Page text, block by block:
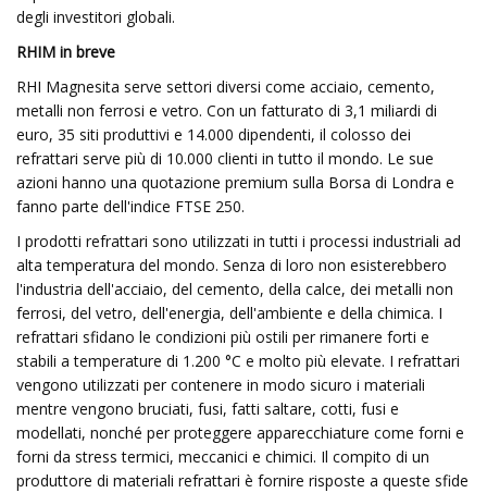
degli investitori globali.
RHIM in breve
RHI Magnesita serve settori diversi come acciaio, cemento,
metalli non ferrosi e vetro. Con un fatturato di 3,1 miliardi di
euro, 35 siti produttivi e 14.000 dipendenti, il colosso dei
refrattari serve più di 10.000 clienti in tutto il mondo. Le sue
azioni hanno una quotazione premium sulla Borsa di Londra e
fanno parte dell'indice FTSE 250.
I prodotti refrattari sono utilizzati in tutti i processi industriali ad
alta temperatura del mondo. Senza di loro non esisterebbero
l'industria dell'acciaio, del cemento, della calce, dei metalli non
ferrosi, del vetro, dell'energia, dell'ambiente e della chimica. I
refrattari sfidano le condizioni più ostili per rimanere forti e
stabili a temperature di 1.200 °C e molto più elevate. I refrattari
vengono utilizzati per contenere in modo sicuro i materiali
mentre vengono bruciati, fusi, fatti saltare, cotti, fusi e
modellati, nonché per proteggere apparecchiature come forni e
forni da stress termici, meccanici e chimici. Il compito di un
produttore di materiali refrattari è fornire risposte a queste sfide